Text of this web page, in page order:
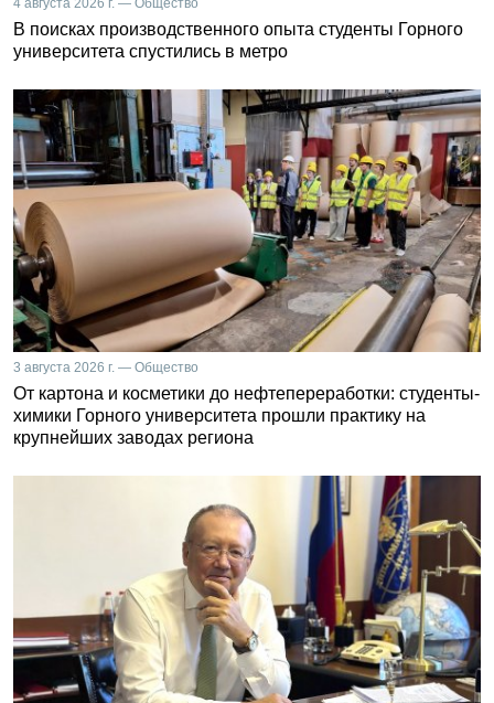
В поисках производственного опыта студенты Горного
университета спустились в метро
3 августа 2026 г. — Общество
От картона и косметики до нефтепереработки: студенты-
химики Горного университета прошли практику на
крупнейших заводах региона